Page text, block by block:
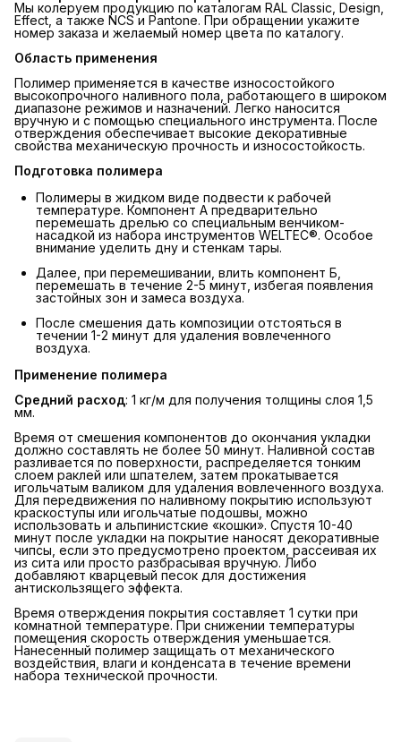
Мы колеруем продукцию по каталогам RAL Classic, Design,
Effect, а также NCS и Pantone. При обращении укажите
номер заказа и желаемый номер цвета по каталогу.
Область применения
Полимер применяется в качестве износостойкого
высокопрочного наливного пола, работающего в широком
диапазоне режимов и назначений. Легко наносится
вручную и с помощью специального инструмента. После
отверждения обеспечивает высокие декоративные
свойства механическую прочность и износостойкость.
Подготовка полимера
Полимеры в жидком виде подвести к рабочей
температуре. Компонент А предварительно
перемешать дрелью со специальным венчиком-
насадкой из набора инструментов WELTEC®. Особое
внимание уделить дну и стенкам тары.
Далее, при перемешивании, влить компонент Б,
перемешать в течение 2-5 минут, избегая появления
застойных зон и замеса воздуха.
После смешения дать композиции отстояться в
течении 1-2 минут для удаления вовлеченного
воздуха.
Применение полимера
Средний расход: 1 кг/м для получения толщины слоя 1,5
мм.
Время от смешения компонентов до окончания укладки
должно составлять не более 50 минут. Наливной состав
разливается по поверхности, распределяется тонким
слоем раклей или шпателем, затем прокатывается
игольчатым валиком для удаления вовлеченного воздуха.
Для передвижения по наливному покрытию используют
краскоступы или игольчатые подошвы, можно
использовать и альпинистские «кошки». Спустя 10-40
минут после укладки на покрытие наносят декоративные
чипсы, если это предусмотрено проектом, рассеивая их
из сита или просто разбрасывая вручную. Либо
добавляют кварцевый песок для достижения
антискользящего эффекта.
Время отверждения покрытия составляет 1 сутки при
комнатной температуре. При снижении температуры
помещения скорость отверждения уменьшается.
Нанесенный полимер защищать от механического
воздействия, влаги и конденсата в течение времени
набора технической прочности.